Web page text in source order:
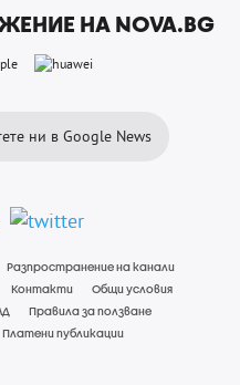
НА NOVA.BG
ни в Google News
Разпространение на канали
Контакти
Общи условия
Правила за ползване
Платени публикации